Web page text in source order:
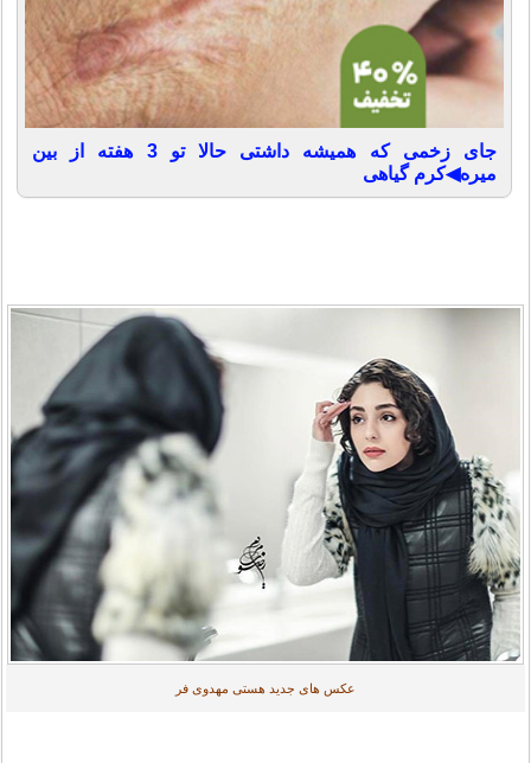
جای زخمی که همیشه داشتی حالا تو 3 هفته از بین
میره◀کرم گیاهی
عکس های جدید هستی مهدوی فر